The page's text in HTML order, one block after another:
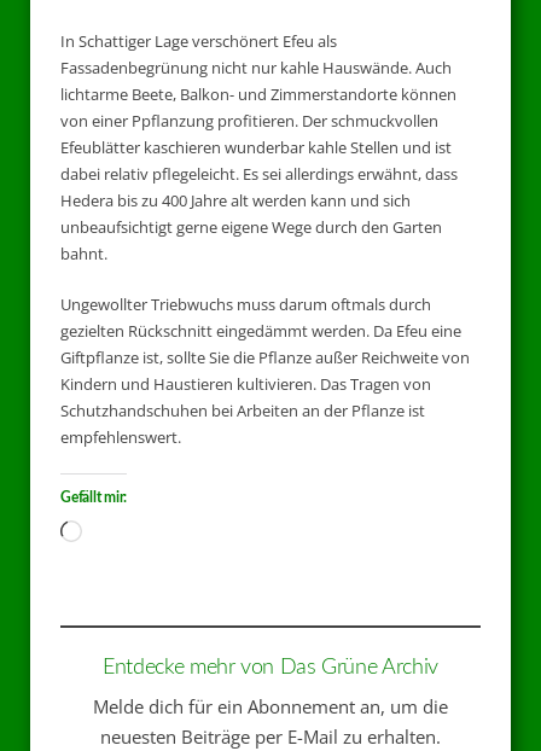
In Schattiger Lage verschönert Efeu als
Fassadenbegrünung nicht nur kahle Hauswände. Auch
lichtarme Beete, Balkon- und Zimmerstandorte können
von einer Ppflanzung profitieren. Der schmuckvollen
Efeublätter kaschieren wunderbar kahle Stellen und ist
dabei relativ pflegeleicht. Es sei allerdings erwähnt, dass
Hedera bis zu 400 Jahre alt werden kann und sich
unbeaufsichtigt gerne eigene Wege durch den Garten
bahnt.
Ungewollter Triebwuchs muss darum oftmals durch
gezielten Rückschnitt eingedämmt werden. Da Efeu eine
Giftpflanze ist, sollte Sie die Pflanze außer Reichweite von
Kindern und Haustieren kultivieren. Das Tragen von
Schutzhandschuhen bei Arbeiten an der Pflanze ist
empfehlenswert.
Gefällt mir:
Entdecke mehr von Das Grüne Archiv
Melde dich für ein Abonnement an, um die
neuesten Beiträge per E-Mail zu erhalten.